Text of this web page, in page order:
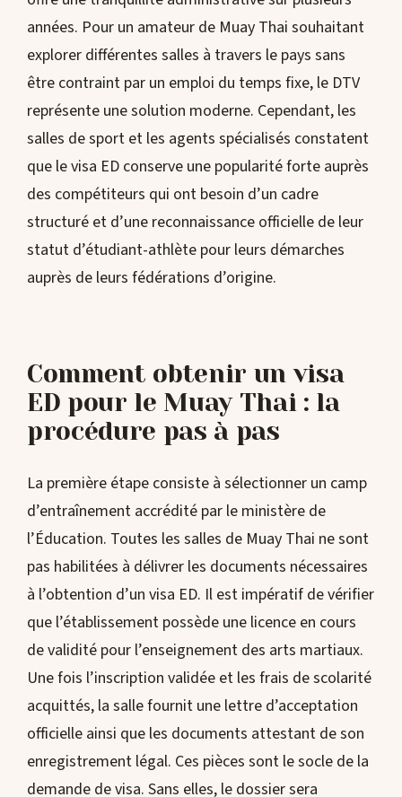
années. Pour un amateur de Muay Thai souhaitant
explorer différentes salles à travers le pays sans
être contraint par un emploi du temps fixe, le DTV
représente une solution moderne. Cependant, les
salles de sport et les agents spécialisés constatent
que le visa ED conserve une popularité forte auprès
des compétiteurs qui ont besoin d’un cadre
structuré et d’une reconnaissance officielle de leur
statut d’étudiant-athlète pour leurs démarches
auprès de leurs fédérations d’origine.
Comment obtenir un visa
ED pour le Muay Thai : la
procédure pas à pas
La première étape consiste à sélectionner un camp
d’entraînement accrédité par le ministère de
l’Éducation. Toutes les salles de Muay Thai ne sont
pas habilitées à délivrer les documents nécessaires
à l’obtention d’un visa ED. Il est impératif de vérifier
que l’établissement possède une licence en cours
de validité pour l’enseignement des arts martiaux.
Une fois l’inscription validée et les frais de scolarité
acquittés, la salle fournit une lettre d’acceptation
officielle ainsi que les documents attestant de son
enregistrement légal. Ces pièces sont le socle de la
demande de visa. Sans elles, le dossier sera